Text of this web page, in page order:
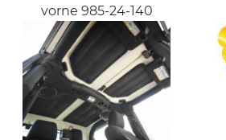
vorne 985-24-140